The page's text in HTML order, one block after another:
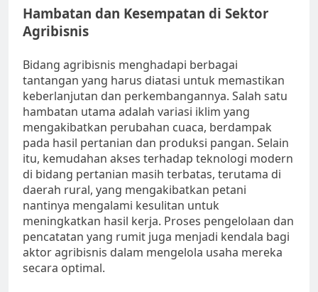
Hambatan dan Kesempatan di Sektor
Agribisnis
Bidang agribisnis menghadapi berbagai
tantangan yang harus diatasi untuk memastikan
keberlanjutan dan perkembangannya. Salah satu
hambatan utama adalah variasi iklim yang
mengakibatkan perubahan cuaca, berdampak
pada hasil pertanian dan produksi pangan. Selain
itu, kemudahan akses terhadap teknologi modern
di bidang pertanian masih terbatas, terutama di
daerah rural, yang mengakibatkan petani
nantinya mengalami kesulitan untuk
meningkatkan hasil kerja. Proses pengelolaan dan
pencatatan yang rumit juga menjadi kendala bagi
aktor agribisnis dalam mengelola usaha mereka
secara optimal.